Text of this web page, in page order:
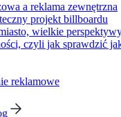
a reklama zewnętrzna
projekt billboardu
wielkie
czyli jak sprawdzić
reklamowe